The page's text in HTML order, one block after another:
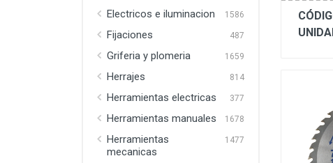
Electricos e iluminacion 1586
Fijaciones 487
Griferia y plomeria 1659
Herrajes 814
Herramientas electricas 377
Herramientas manuales 1678
Herramientas
mecanicas
1477